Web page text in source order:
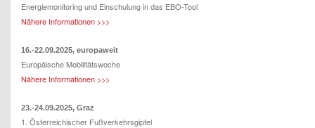
Energiemonitoring und Einschulung in das EBO-Tool
Nähere Informationen >>>
16.-22.09.2025, europaweit
Europäische Mobilitätswoche
Nähere Informationen >>>
23.-24.09.2025, Graz
1. Österreichischer Fußverkehrsgipfel